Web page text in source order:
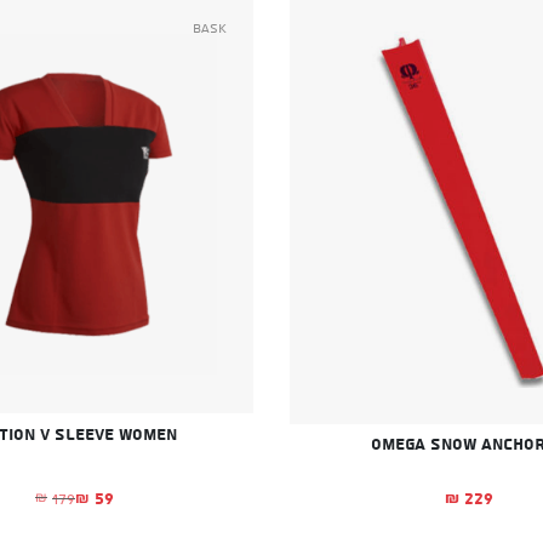
Omega Snow
₪ 229
Bask
V Sleeve Women
₪ 179
המחיר₪ 59 המחיר